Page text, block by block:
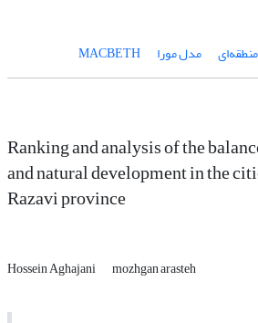
مدل مورا MACBETH
Ranking and analysis of the
and natural development in the
Razavi province
Hossein Aghajani
mozhgan arasteh